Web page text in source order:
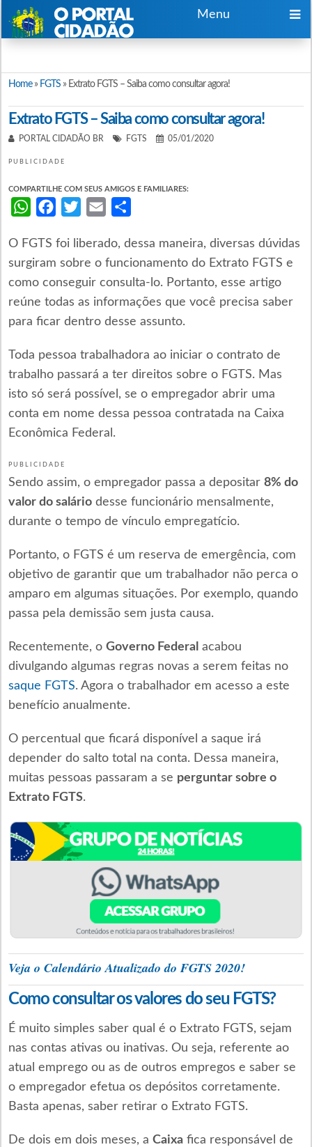
Menu
Home» FGTS» Extrato FGTS – Saiba como consultar agora!
Extrato FGTS – Saiba como consultar agora!
PORTAL CIDADÃO BR FGTS 05/01/2020
PUBLICIDADE
COMPARTILHE COM SEUS AMIGOS E FAMILIARES:
WhatsAppFacebookTwitterEmail
O FGTS foi liberado, dessa maneira, diversas dúvidas
surgiram sobre o funcionamento do Extrato FGTS e
como conseguir consulta-lo. Portanto, esse artigo
reúne todas as informações que você precisa saber
para ficar dentro desse assunto.
Toda pessoa trabalhadora ao iniciar o contrato de
trabalho passará a ter direitos sobre o FGTS. Mas
isto só será possível, se o empregador abrir uma
conta em nome dessa pessoa contratada na Caixa
Econômica Federal.
PUBLICIDADE
Sendo assim, o empregador passa a depositar 8% do
valor do saláriodesse funcionário mensalmente,
durante o tempo de vínculo empregatício.
Portanto, o FGTS é um reserva de emergência, com
objetivo de garantir que um trabalhador não perca o
amparo em algumas situações. Por exemplo, quando
passa pela demissão sem justa causa.
Recentemente, o Governo Federal acabou
divulgando algumas regras novas a serem feitas no
saque FGTS. Agora o trabalhador em acesso a este
benefício anualmente.
O percentual que ficará disponível a saque irá
depender do salto total na conta. Dessa maneira,
muitas pessoas passaram a se perguntar sobre o
Extrato FGTS.
Veja o Calendário Atualizado do FGTS 2020!
Como consultar os valores do seu FGTS?
É muito simples saber qual é o Extrato FGTS, sejam
nas contas ativas ou inativas. Ou seja, referente ao
atual emprego ou as de outros empregos e saber se
o empregador efetua os depósitos corretamente.
Basta apenas, saber retirar o Extrato FGTS.
De dois em dois meses, a Caixafica responsável de